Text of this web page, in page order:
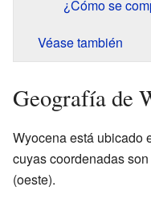
¿Cómo se
Véase también
Geografía de
Wyocena está ubicado
cuyas coordenadas son
(oeste).